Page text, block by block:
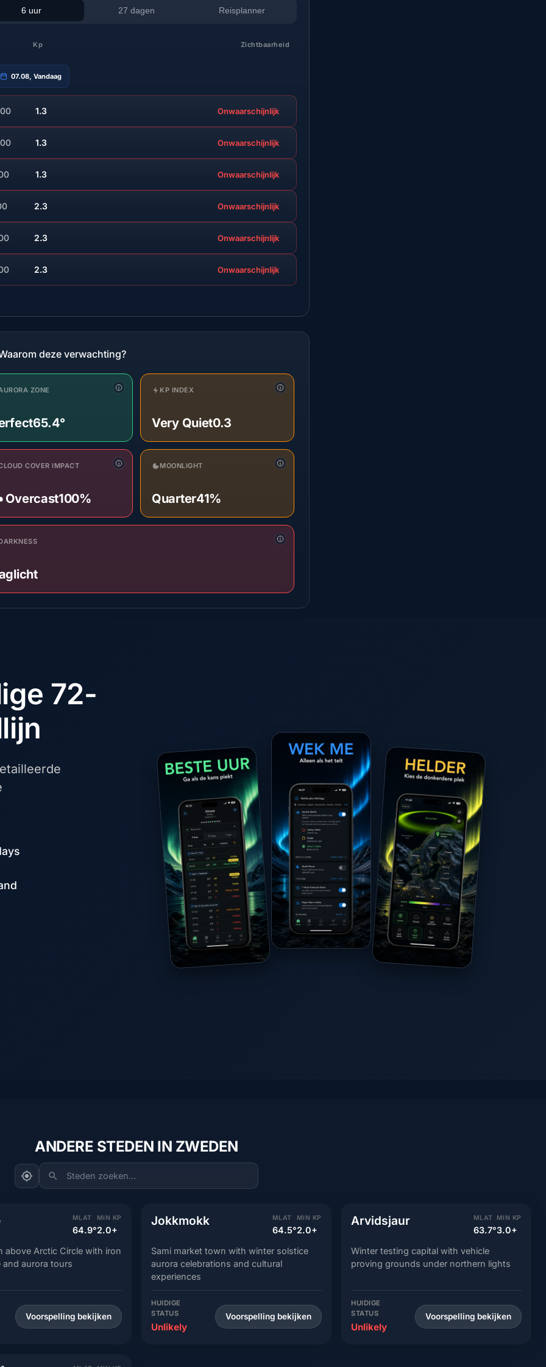
6 uur 27 dagen Reisplanner
Kp Zichtbaarheid
07.08, Vandaag
1.3 Onwaarschijnlijk
1.3 Onwaarschijnlijk
1.3 Onwaarschijnlijk
2.3 Onwaarschijnlijk
2.3 Onwaarschijnlijk
2.3 Onwaarschijnlijk
deze verwachting?
ZONE
65.4°
KP INDEX
Very Quiet0.3
COVER IMPACT
100%
MOONLIGHT
Quarter41%
72-
ANDERE STEDEN IN ZWEDEN
Steden zoeken...
MLAT
64.9°
MIN KP
2.0+
above Arctic Circle with iron
and aurora tours
Voorspelling bekijken
Jokkmokk MLAT
64.5°
MIN KP
2.0+
Sami market town with winter solstice
aurora celebrations and cultural
experiences
HUIDIGE
STATUS
Unlikely
Voorspelling bekijken
Arvidsjaur MLAT
63.7°
MIN KP
3.0+
Winter testing capital with vehicle
proving grounds under northern lights
HUIDIGE
STATUS
Unlikely
Voorspelling bekijken